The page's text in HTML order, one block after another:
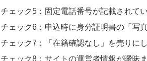
チェック5：固定電話番号が記載されて
チェック6：申込時に身分証明書の「写
チェック7：「在籍確認なし」を売りに
チェック8：サイトの運営者情報が曖昧